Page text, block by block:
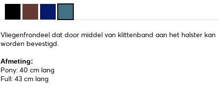
Vliegenfrondeel dat door middel van klittenband aan het halster kan
worden bevestigd.
Afmeting:
Pony: 40 cm lang
Full: 43 cm lang